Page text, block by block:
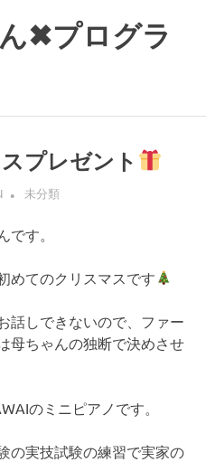
✖プログラ
プレゼント
未分類
です。
めてのクリスマスです
話しできないので、ファー
母ちゃんの独断で決めさせ
のミニピアノです。
の実技試験の練習で実家の